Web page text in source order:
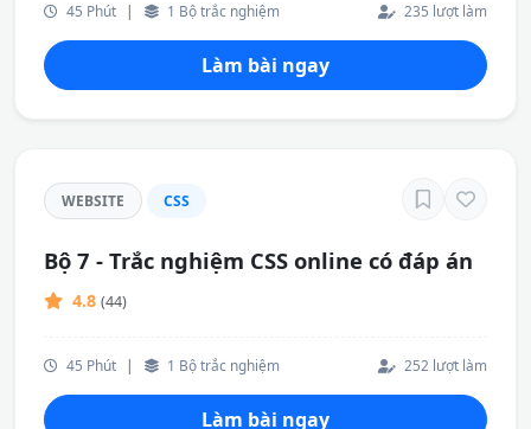
45 Phút | 1 Bộ trắc nghiệm 235 lượt làm
Làm bài ngay
WEBSITE CSS
Bộ 7 - Trắc nghiệm CSS online có đáp án
4.8 (44)
45 Phút | 1 Bộ trắc nghiệm 252 lượt làm
Làm bài ngay